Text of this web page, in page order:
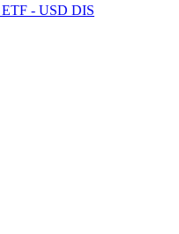
- USD DIS